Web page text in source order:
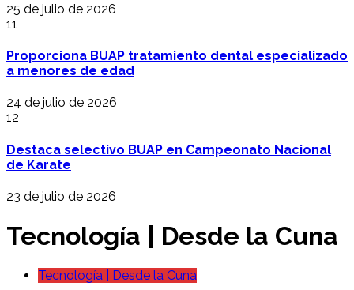
25 de julio de 2026
11
Proporciona BUAP tratamiento dental especializado
a menores de edad
24 de julio de 2026
12
Destaca selectivo BUAP en Campeonato Nacional
de Karate
23 de julio de 2026
Tecnología | Desde la Cuna
Tecnología | Desde la Cuna